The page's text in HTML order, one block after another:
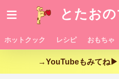
とたお
ホットクック レシピ おもちゃ
→YouTubeもみてね▶